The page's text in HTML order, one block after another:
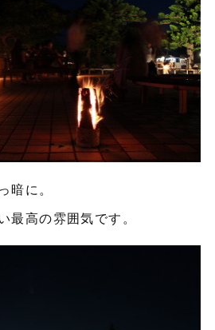
暗に。
最高の雰囲気です。